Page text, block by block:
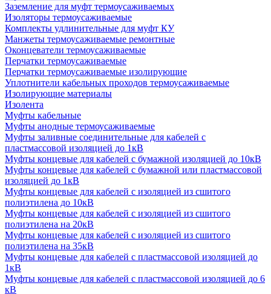
Заземление для муфт термоусаживаемых
Изоляторы термоусаживаемые
Комплекты удлинительные для муфт КУ
Манжеты термоусаживаемые ремонтные
Оконцеватели термоусаживаемые
Перчатки термоусаживаемые
Перчатки термоусаживаемые изолирующие
Уплотнители кабельных проходов термоусаживаемые
Изолирующие материалы
Изолента
Муфты кабельные
Муфты анодные термоусаживаемые
Муфты заливные соединительные для кабелей с
пластмассовой изоляцией до 1кВ
Муфты концевые для кабелей с бумажной изоляцией до 10кВ
Муфты концевые для кабелей с бумажной или пластмассовой
изоляцией до 1кВ
Муфты концевые для кабелей с изоляцией из сшитого
полиэтилена до 10кВ
Муфты концевые для кабелей с изоляцией из сшитого
полиэтилена на 20кВ
Муфты концевые для кабелей с изоляцией из сшитого
полиэтилена на 35кВ
Муфты концевые для кабелей с пластмассовой изоляцией до
1кВ
Муфты концевые для кабелей с пластмассовой изоляцией до 6
кВ